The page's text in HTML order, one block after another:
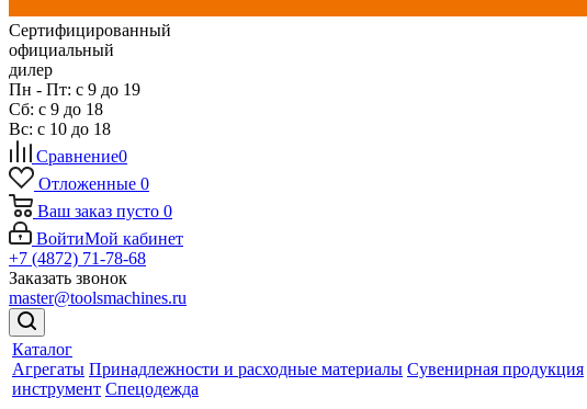
Сертифицированный
официальный
дилер
Пн - Пт: с 9 до 19
Сб: с 9 до 18
Вс: с 10 до 18
Сравнение0
Отложенные 0
Ваш заказ пусто 0
ВойтиМой кабинет
+7 (4872) 71-78-68
Заказать звонок
master@toolsmachines.ru
Каталог
Агрегаты Принадлежности и расходные материалы Сувенирная продукция
инструмент Спецодежда